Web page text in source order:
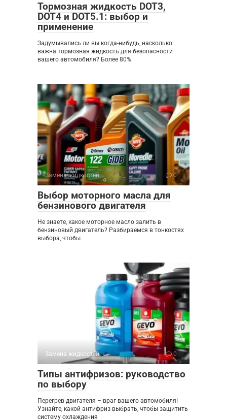
Тормозная жидкость DOT3,
DOT4 и DOT5.1: выбор и
применение
Задумывались ли вы когда-нибудь, насколько
важна тормозная жидкость для безопасности
вашего автомобиля? Более 80%
Замена жидкостей 0
Выбор моторного масла для
бензинового двигателя
Не знаете, какое моторное масло залить в
бензиновый двигатель? Разбираемся в тонкостях
выбора, чтобы
Замена жидкостей 0
Типы антифризов: руководство
по выбору
Перегрев двигателя – враг вашего автомобиля!
Узнайте, какой антифриз выбрать, чтобы защитить
систему охлаждения